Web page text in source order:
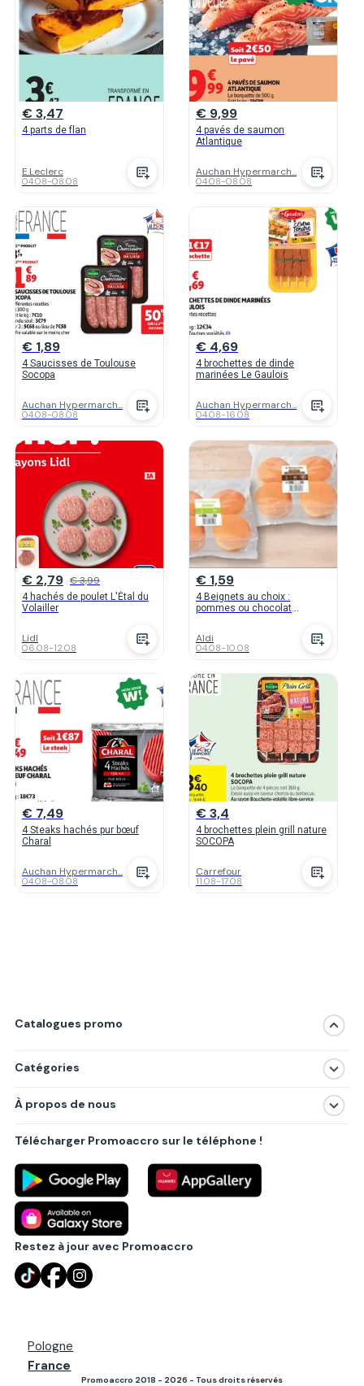
€ 3,47
4 parts de flan
E.Leclerc
04.08-08.08
€ 9,99
4 pavés de saumon
Atlantique
Auchan Hypermarch...
04.08-08.08
€ 1,89
4 Saucisses de Toulouse
Socopa
Auchan Hypermarch...
04.08-08.08
€ 4,69
4 brochettes de dinde
marinées Le Gaulois
Auchan Hypermarch...
04.08-16.08
€ 2,79 € 3,99
4 hachés de poulet L'Étal du
Volailler
Lidl
06.08-12.08
€ 1,59
4 Beignets au choix :
pommes ou chocolat
Aldi
04.08-10.08
€ 7,49
4 Steaks hachés pur bœuf
Charal
Auchan Hypermarch...
04.08-08.08
€ 3,4
4 brochettes plein grill nature
SOCOPA
Carrefour
11.08-17.08
Catalogues promo
Catégories
Produits
Villes principales
À propos de nous
Politique de confidentialité
Règlements
Partenariat B2B
Blog
Contact
Télécharger Promoaccro sur le téléphone !
Restez à jour avec Promoaccro
Pologne
France
Promoaccro 2018 - 2026 - Tous droits réservés